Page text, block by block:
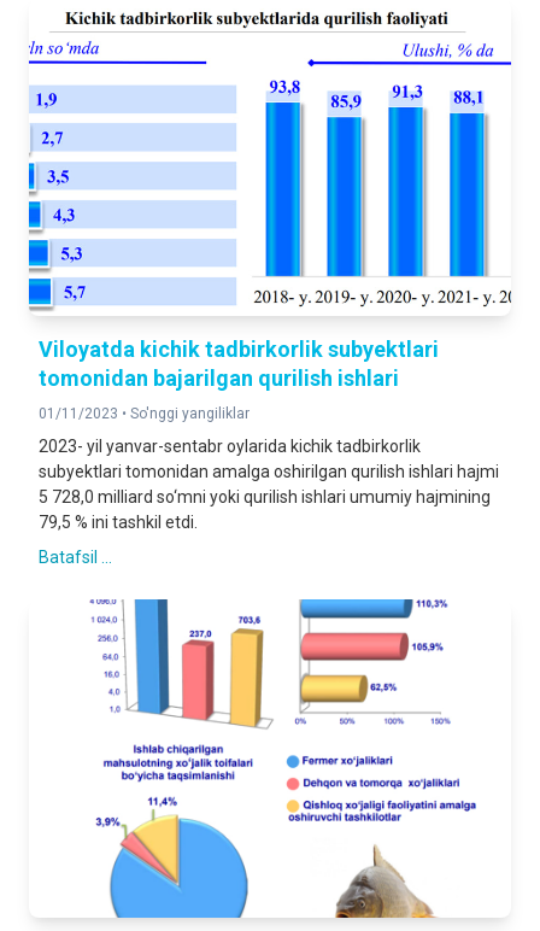
Viloyatda kichik tadbirkorlik subyektlari
tomonidan bajarilgan qurilish ishlari
01/11/2023 • So'nggi yangiliklar
2023- yil yanvar-sentabr oylarida kichik tadbirkorlik
subyektlari tomonidan amalga oshirilgan qurilish ishlari hajmi
5 728,0 milliard so‘mni yoki qurilish ishlari umumiy hajmining
79,5 % ini tashkil etdi.
Batafsil ...